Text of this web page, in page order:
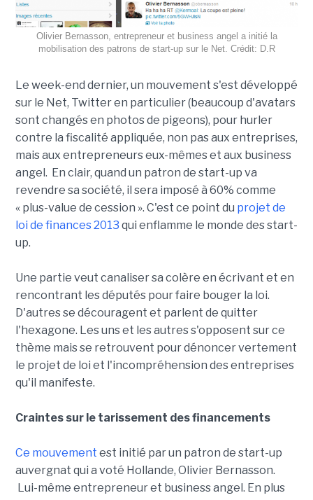
Olivier Bernasson, entrepreneur et business angel a initié la
mobilisation des patrons de start-up sur le Net. Crédit: D.R
Le week-end dernier, un mouvement s'est développé
sur le Net, Twitter en particulier (beaucoup d'avatars
sont changés en photos de pigeons), pour hurler
contre la fiscalité appliquée, non pas aux entreprises,
mais aux entrepreneurs eux-mêmes et aux business
angel. En clair, quand un patron de start-up va
revendre sa société, il sera imposé à 60% comme
« plus-value de cession ». C'est ce point du projet de
loi de finances 2013 qui enflamme le monde des start-
up.
Une partie veut canaliser sa colère en écrivant et en
rencontrant les députés pour faire bouger la loi.
D'autres se découragent et parlent de quitter
l'hexagone. Les uns et les autres s'opposent sur ce
thème mais se retrouvent pour dénoncer vertement
le projet de loi et l'incompréhension des entreprises
qu'il manifeste.
Craintes sur le tarissement des financements
Ce mouvement est initié par un patron de start-up
auvergnat qui a voté Hollande, Olivier Bernasson.
Lui-même entrepreneur et business angel. En plus